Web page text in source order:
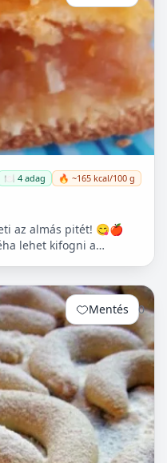
🍽️ 4 adag 🔥 ~165 kcal/100 g
almás pitét! 😋🍎
lehet kifogni a
Mentés 0